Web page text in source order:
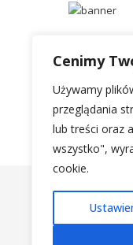
Cenimy
Używamy
przeglądania
lub treści oraz
wszystko",
cookie.
lepiej. Ze